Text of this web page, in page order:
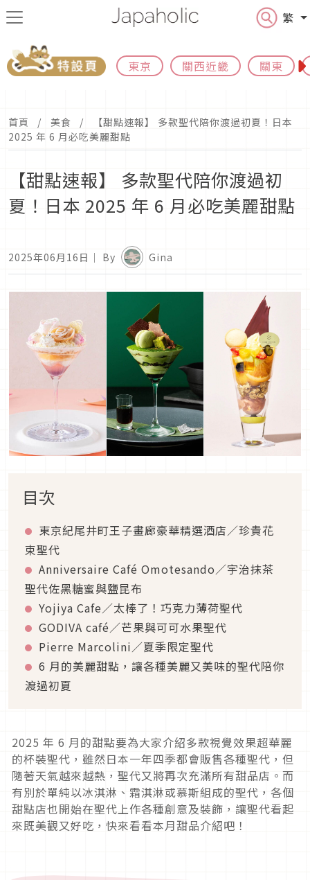
繁
東京 關西近畿 關東
首頁 美食
【甜點速報】 多款聖代陪你渡過初夏！日本
2025 年 6 月必吃美麗甜點
【甜點速報】 多款聖代陪你渡過初
夏！日本 2025 年 6 月必吃美麗甜點
2025年06月16日 ｜ By Gina
目次
東京紀尾井町王子畫廊豪華精選酒店／珍貴花
束聖代
Anniversaire Café Omotesando／宇治抹茶
聖代佐黑糖蜜與鹽昆布
Yojiya Cafe／太棒了！巧克力薄荷聖代
GODIVA café／芒果與可可水果聖代
Pierre Marcolini／夏季限定聖代
6 月的美麗甜點，讓各種美麗又美味的聖代陪你
渡過初夏
2025 年 6 月的甜點要為大家介紹多款視覺效果超華麗
的杯裝聖代，雖然日本一年四季都會販售各種聖代，但
隨著天氣越來越熱，聖代又將再次充滿所有甜品店。而
有別於單純以冰淇淋、霜淇淋或慕斯組成的聖代，各個
甜點店也開始在聖代上作各種創意及裝飾，讓聖代看起
來既美觀又好吃，快來看看本月甜品介紹吧！